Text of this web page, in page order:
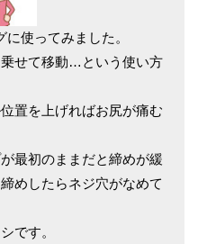
使ってみました。
せて移動…という使い方
置を上げればお尻が痛む
最初のままだと締めが緩
めしたらネジ穴がなめて
です。